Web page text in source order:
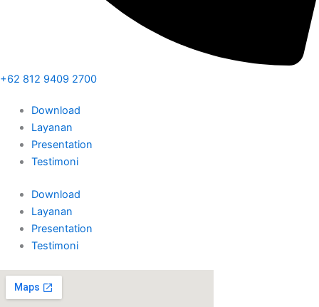
+62 812 9409 2700
Download
Layanan
Presentation
Testimoni
Download
Layanan
Presentation
Testimoni